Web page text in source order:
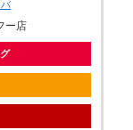
ー店